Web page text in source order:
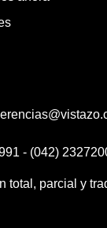
- (042)
total, parcial y